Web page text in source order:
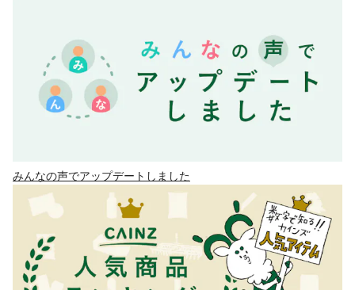
みんなの声でアップデートしました